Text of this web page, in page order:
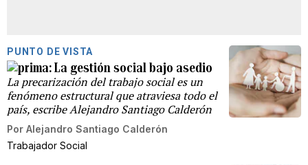
PUNTO DE VISTA
La gestión social bajo asedio
La precarización del trabajo social es un
fenómeno estructural que atraviesa todo el
país, escribe Alejandro Santiago Calderón
Por Alejandro Santiago Calderón
Trabajador Social